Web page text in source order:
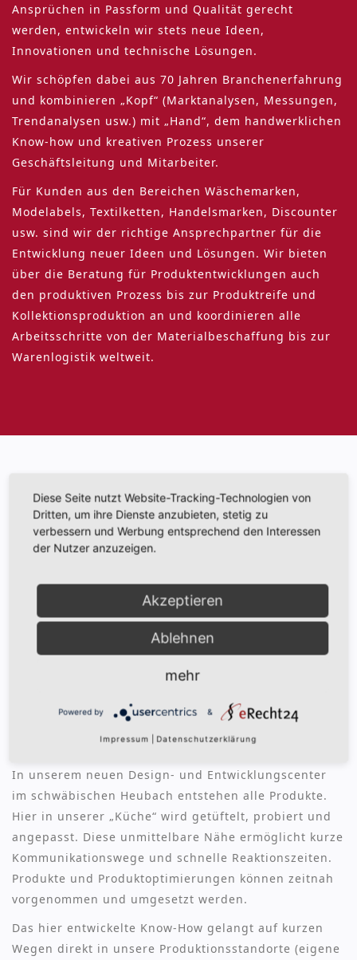
Ansprüchen in Passform und Qualität gerecht
werden, entwickeln wir stets neue Ideen,
Innovationen und technische Lösungen.
Wir schöpfen dabei aus 70 Jahren Branchenerfahrung
und kombinieren „Kopf“ (Marktanalysen, Messungen,
Trendanalysen usw.) mit „Hand“, dem handwerklichen
Know-how und kreativen Prozess unserer
Geschäftsleitung und Mitarbeiter.
Für Kunden aus den Bereichen Wäschemarken,
Modelabels, Textilketten, Handelsmarken, Discounter
usw. sind wir der richtige Ansprechpartner für die
Entwicklung neuer Ideen und Lösungen. Wir bieten
über die Beratung für Produktentwicklungen auch
den produktiven Prozess bis zur Produktreife und
Kollektionsproduktion an und koordinieren alle
Arbeitsschritte von der Materialbeschaffung bis zur
Warenlogistik weltweit.
Design & Entwicklung
Auf Grundlage von Markt- und Kollektionsanalysen,
aber gespeist mit 70 Jahren Branchenkenntnis,
entwickeln wir neue Produkte, Variationen und
In unserem neuen Design- und Entwicklungscenter
im schwäbischen Heubach entstehen alle Produkte.
Hier in unserer „Küche“ wird getüftelt, probiert und
angepasst. Diese unmittelbare Nähe ermöglicht kurze
Kommunikationswege und schnelle Reaktionszeiten.
Produkte und Produktoptimierungen können zeitnah
vorgenommen und umgesetzt werden.
Das hier entwickelte Know-How gelangt auf kurzen
Wegen direkt in unsere Produktionsstandorte (eigene
Diese Seite nutzt Website-Tracking-Technologien von
Dritten, um ihre Dienste anzubieten, stetig zu
verbessern und Werbung entsprechend den Interessen
der Nutzer anzuzeigen.
Akzeptieren
Ablehnen
mehr
Powered by &
Impressum Datenschutzerklärung